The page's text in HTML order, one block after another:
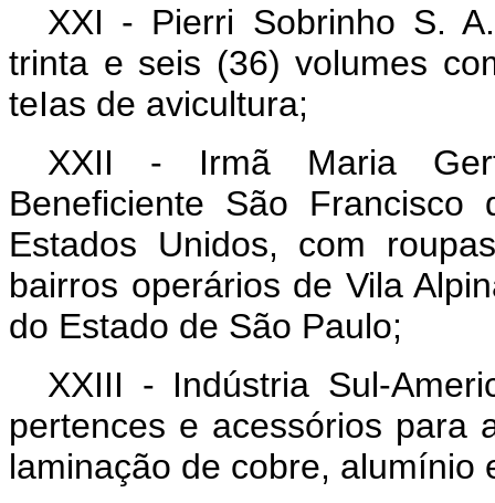
XXI - Pierri Sobrinho S.
trinta e seis (36) volumes
teIas de avicultura;
XXII - Irmã Maria
Beneficiente São
Estados Unidos, com
bairros operários de Vila
do Estado de São Paulo;
XXIII - Indústria Sul-
pertences e acessórios para
laminação de cobre, alumínio